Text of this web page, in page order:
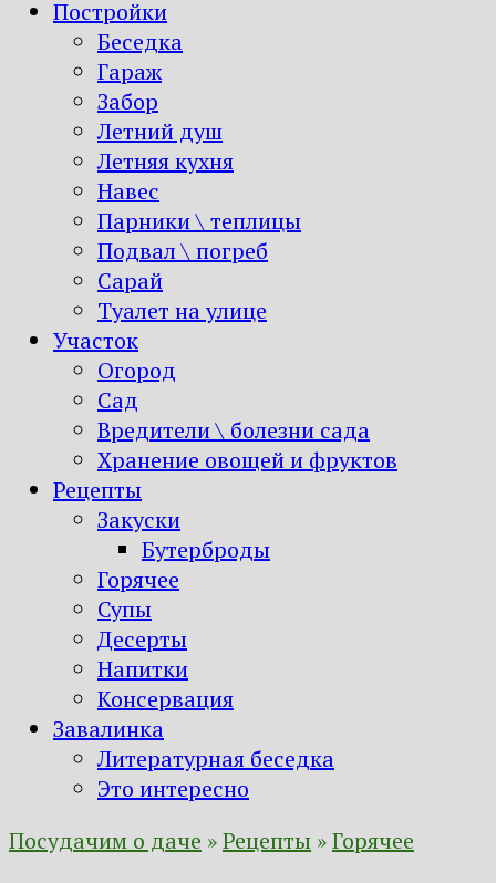
Постройки
Беседка
Гараж
Забор
Летний душ
Летняя кухня
Навес
Парники \ теплицы
Подвал \ погреб
Сарай
Туалет на улице
Участок
Огород
Сад
Вредители \ болезни сада
Хранение овощей и фруктов
Рецепты
Закуски
Бутерброды
Горячее
Супы
Десерты
Напитки
Консервация
Завалинка
Литературная беседка
Это интересно
Посудачим о даче »Рецепты »Горячее